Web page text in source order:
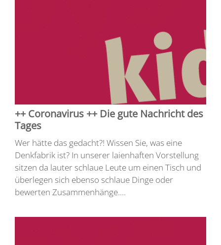
++ Coronavirus ++ Die gute Nachricht des
Tages
Wer hätte das gedacht?! Wissen Sie, was eine
Denkfabrik ist? In unserer laienhaften Vorstellung
sitzen da lauter schlaue Leute um einen Tisch und
überlegen sich ebenso schlaue Dinge oder
bewerten Zusammenhänge....